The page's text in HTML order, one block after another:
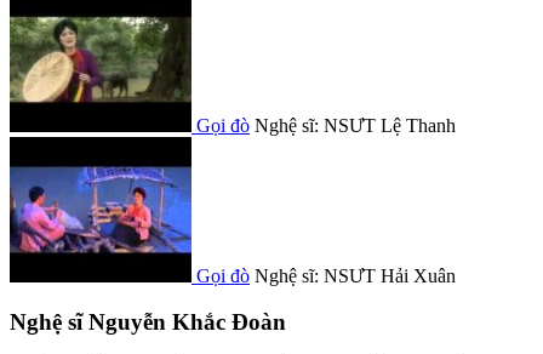
Gọi đò Nghệ sĩ: NSƯT Lệ Thanh
Gọi đò Nghệ sĩ: NSƯT Hải Xuân
Nghệ sĩ Nguyễn Khắc Đoàn